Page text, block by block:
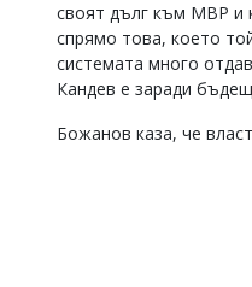
office@flagman.bg
Коментарите
своят дълг към МВР и
спрямо това, което
системата много
Кандев е заради
Божанов каза, че